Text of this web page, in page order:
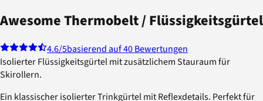
Awesome Thermobelt / Flüssigkeitsgürtel
4.6/5basierend auf 40 Bewertungen
Isolierter Flüssigkeitsgürtel mit zusätzlichem Stauraum für
Skirollern.
Ein klassischer isolierter Trinkgürtel mit Reflexdetails. Perfekt für